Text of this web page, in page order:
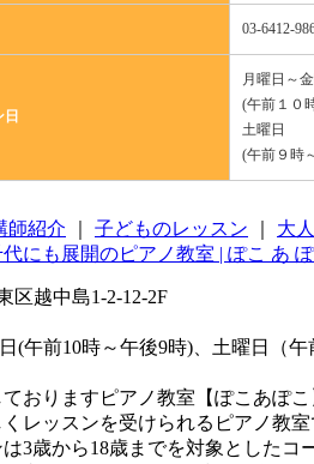
03-6412-
日
月曜日～
(午前１０
土曜日
(午前９時
師紹介 子どものレッスン 大
区越中島1-2-12-2F
(午前10時～午後9時)、土曜日（午
おりますピアノ教室【ぽこあぽ
レッスンを受けられるピアノ教室
3歳から18歳までを対象とした